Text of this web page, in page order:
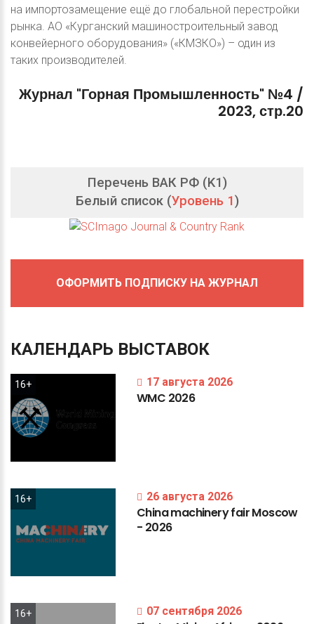
на импортозамещение ещё до глобальной перестройки
рынка. АО «Курганский машиностроительный завод
конвейерного оборудования» («КМЗКО») – один из
таких производителей.
Журнал "Горная Промышленность" №4 /
2023,стр.20
Перечень ВАК РФ (K1)
Белый список (Уровень 1)
ОФОРМИТЬ ПОДПИСКУ НА ЖУРНАЛ
КАЛЕНДАРЬ ВЫСТАВОК
16+ 17 августа 2026
WMC 2026
16+ 26 августа 2026
ChinamachineryfairMoscow
- 2026
16+ 07 сентября 2026